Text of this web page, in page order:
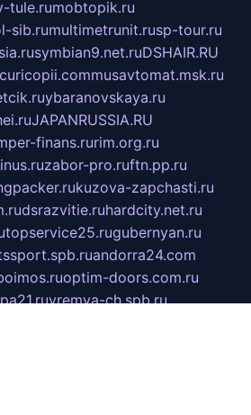
tule.rumobtopik.ru
sib.rumultimetrunit.rusp-tour.ru
symbian9.net.ruDSHAIR.RU
musavtomat.msk.ru
ybaranovskaya.ru
JAPANRUSSIA.RU
finans.rurim.org.ru
zabor-pro.ruftn.pp.ru
kuzova-zapchasti.ru
dsrazvitie.ruhardcity.net.ru
topservice25.rugubernyan.ru
andorra24.com
optim-doors.com.ru
vremya-ch.spb.ru